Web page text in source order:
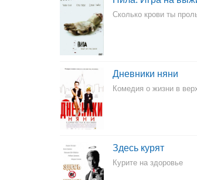
Сколько крови ты
Дневники няни
Комедия о жизни в
Здесь курят
Курите на здоровье